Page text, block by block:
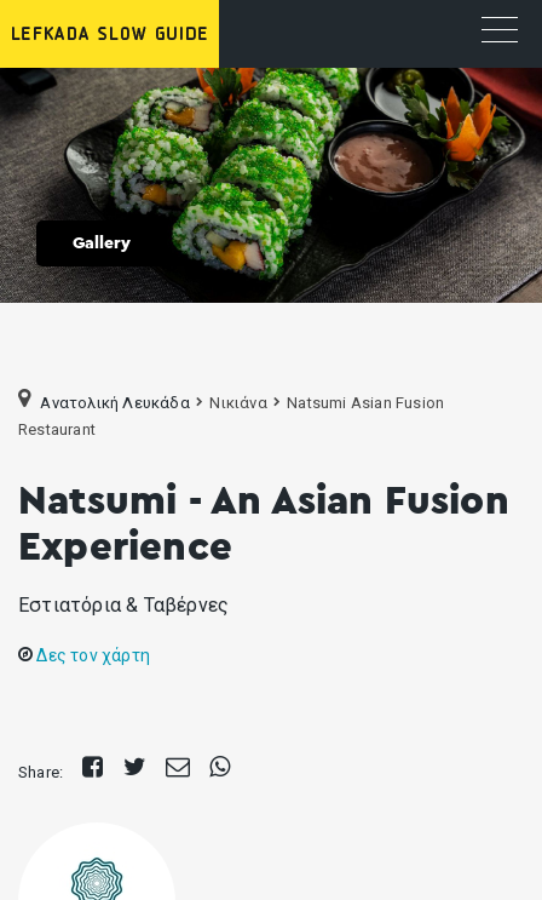
Gallery
Ανατολική Λευκάδα Νικιάνα
Natsumi Asian Fusion
Restaurant
Natsumi - An Asian Fusion
Experience
Εστιατόρια & Ταβέρνες
Δες τον χάρτη
Share:
Share
Tweet
SendShare
on